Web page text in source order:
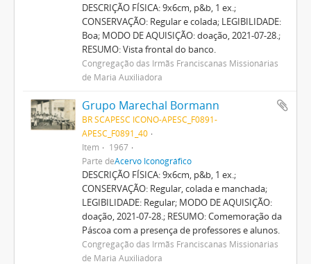
DESCRIÇÃO FÍSICA: 9x6cm, p&b, 1 ex.;
CONSERVAÇÃO: Regular e colada; LEGIBILIDADE:
Boa; MODO DE AQUISIÇÃO: doação, 2021-07-28.;
RESUMO: Vista frontal do banco.
Congregação das Irmãs Franciscanas Missionárias
de Maria Auxiliadora
Grupo Marechal Bormann
BR SCAPESC ICONO-APESC_F0891-
APESC_F0891_40
Item
1967
Parte deAcervo Iconográfico
DESCRIÇÃO FÍSICA: 9x6cm, p&b, 1 ex.;
CONSERVAÇÃO: Regular, colada e manchada;
LEGIBILIDADE: Regular; MODO DE AQUISIÇÃO:
doação, 2021-07-28.; RESUMO: Comemoração da
Páscoa com a presença de professores e alunos.
Congregação das Irmãs Franciscanas Missionárias
de Maria Auxiliadora